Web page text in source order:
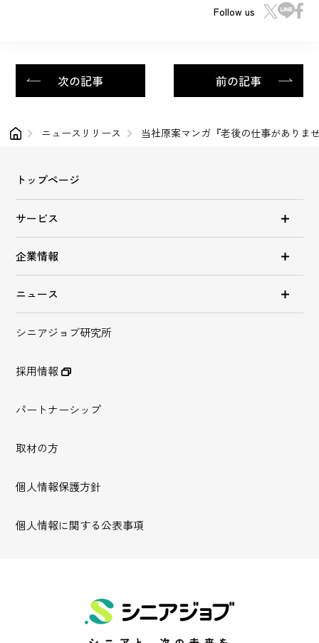
Follow us
次の記事 前の記事
ニュースリリース 当社原案マンガ『老後の仕事がありま
トップページ
サービス
企業情報
ニュース
シニアジョブ研究所
採用情報
パートナーシップ
取材の方
個人情報保護方針
個人情報に関する公表事項